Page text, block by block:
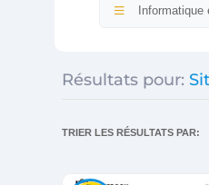
Résultats pour:
TRIER LES RÉSULTATS PAR: